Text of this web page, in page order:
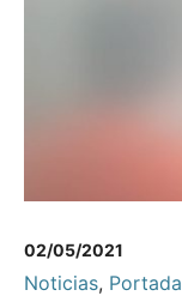
02/05/2021
Noticias, Portada